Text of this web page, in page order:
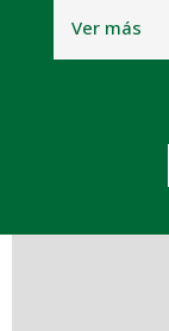
Ver más